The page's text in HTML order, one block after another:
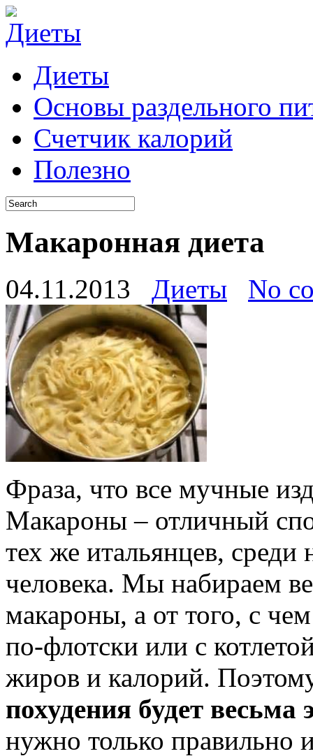
Диеты
Основы раздельного
Счетчик калорий
Полезно
Макаронная диета
04.11.2013 Диеты No
Фраза, что все мучные
Макароны – отличный
тех же итальянцев,
человека. Мы набираем
макароны, а от того, с
по-флотски или с
жиров и калорий.
похудения будет
нужно только правильно